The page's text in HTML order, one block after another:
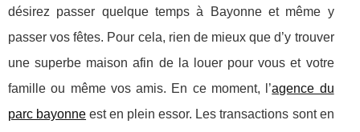
désirez passer quelque temps à Bayonne et même y
passer vos fêtes. Pour cela, rien de mieux que d’y trouver
une superbe maison afin de la louer pour vous et votre
famille ou même vos amis. En ce moment, l’agence du
parc bayonne est en plein essor. Les transactions sont en